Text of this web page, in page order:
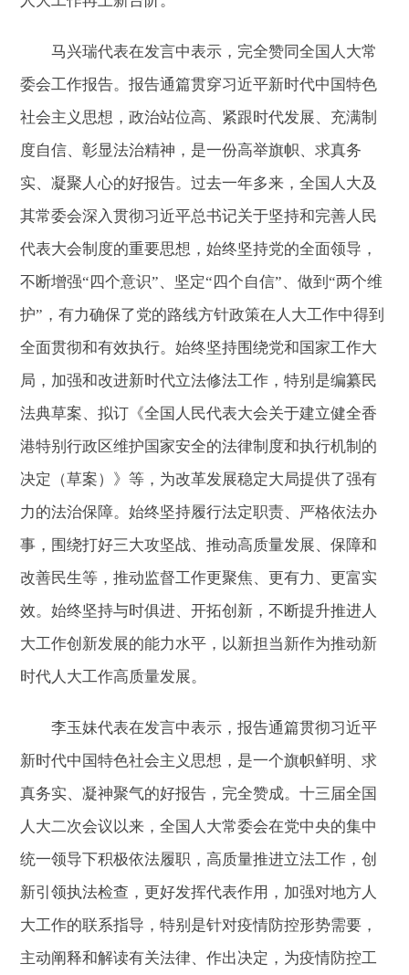
马兴瑞代表在发言中表示，完全赞同全国人大常
委会工作报告。报告通篇贯穿习近平新时代中国特色
社会主义思想，政治站位高、紧跟时代发展、充满制
度自信、彰显法治精神，是一份高举旗帜、求真务
实、凝聚人心的好报告。过去一年多来，全国人大及
其常委会深入贯彻习近平总书记关于坚持和完善人民
代表大会制度的重要思想，始终坚持党的全面领导，
不断增强“四个意识”、坚定“四个自信”、做到“两个维
护”，有力确保了党的路线方针政策在人大工作中得到
全面贯彻和有效执行。始终坚持围绕党和国家工作大
局，加强和改进新时代立法修法工作，特别是编纂民
法典草案、拟订《全国人民代表大会关于建立健全香
港特别行政区维护国家安全的法律制度和执行机制的
决定（草案）》等，为改革发展稳定大局提供了强有
力的法治保障。始终坚持履行法定职责、严格依法办
事，围绕打好三大攻坚战、推动高质量发展、保障和
改善民生等，推动监督工作更聚焦、更有力、更富实
效。始终坚持与时俱进、开拓创新，不断提升推进人
大工作创新发展的能力水平，以新担当新作为推动新
时代人大工作高质量发展。
李玉妹代表在发言中表示，报告通篇贯彻习近平
新时代中国特色社会主义思想，是一个旗帜鲜明、求
真务实、凝神聚气的好报告，完全赞成。十三届全国
人大二次会议以来，全国人大常委会在党中央的集中
统一领导下积极依法履职，高质量推进立法工作，创
新引领执法检查，更好发挥代表作用，加强对地方人
大工作的联系指导，特别是针对疫情防控形势需要，
主动阐释和解读有关法律、作出决定，为疫情防控工